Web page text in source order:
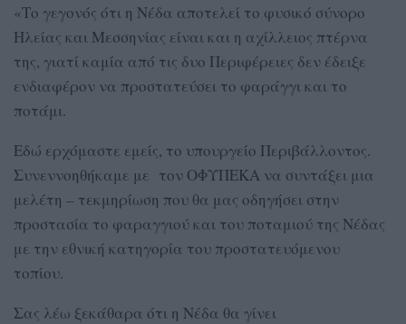
«Το γεγονός ότι η Νέδα αποτελεί το φυσικό σύνορο
Ηλείας και Μεσσηνίας είναι και η αχίλλειος πτέρνα
της, γιατί καμία από τις δυο Περιφέρειες δεν έδειξε
ενδιαφέρον να προστατεύσει το φαράγγι και το
ποτάμι.
Εδώ ερχόμαστε εμείς, το υπουργείο Περιβάλλοντος.
Συνεννοηθήκαμε με τον ΟΦΥΠΕΚΑ να συντάξει μια
μελέτη – τεκμηρίωση που θα μας οδηγήσει στην
προστασία το φαραγγιού και του ποταμιού της Νέδας
με την εθνική κατηγορία του προστατευόμενου
τοπίου.
Σας λέω ξεκάθαρα ότι η Νέδα θα γίνει